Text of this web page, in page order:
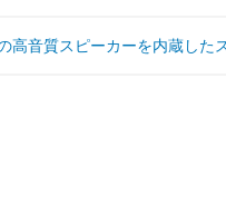
高音質スピーカーを内蔵した